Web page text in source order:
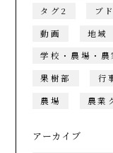
タグ2
ブ
動画
地域
学校・農場・農
果樹部
行
農場
農業
アーカイブ